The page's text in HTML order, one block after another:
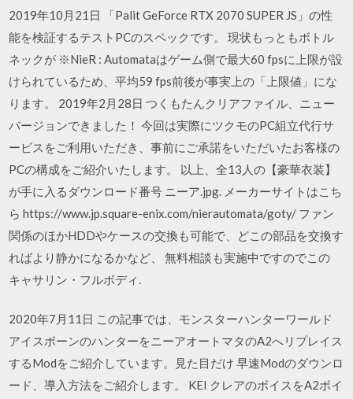
2019年10月21日 「Palit GeForce RTX 2070 SUPER JS」の性
能を検証するテストPCのスペックです。 現状もっともボトル
ネックが ※NieR : Automataはゲーム側で最大60 fpsに上限が設
けられているため、平均59 fps前後が事実上の「上限値」にな
ります。 2019年2月28日 つくもたんクリアファイル、ニュー
バージョンできました！ 今回は実際にツクモのPC組立代行サ
ービスをご利用いただき、事前にご承諾をいただいたお客様の
PCの構成をご紹介いたします。 以上、全13人の【豪華衣装】
が手に入るダウンロード番号 ニーア.jpg. メーカーサイトはこち
ら https://www.jp.square-enix.com/nierautomata/goty/ ファン
関係のほかHDDやケースの交換も可能で、どこの部品を交換す
ればより静かになるかなど、 無料相談も実施中ですのでこの
キャサリン・フルボディ.
2020年7月11日 この記事では、モンスターハンターワールド
アイスボーンのハンターをニーアオートマタのA2へリプレイス
するModをご紹介しています。見た目だけ 早速Modのダウンロ
ード、導入方法をご紹介します。 KEI クレアのボイスをA2ボイ